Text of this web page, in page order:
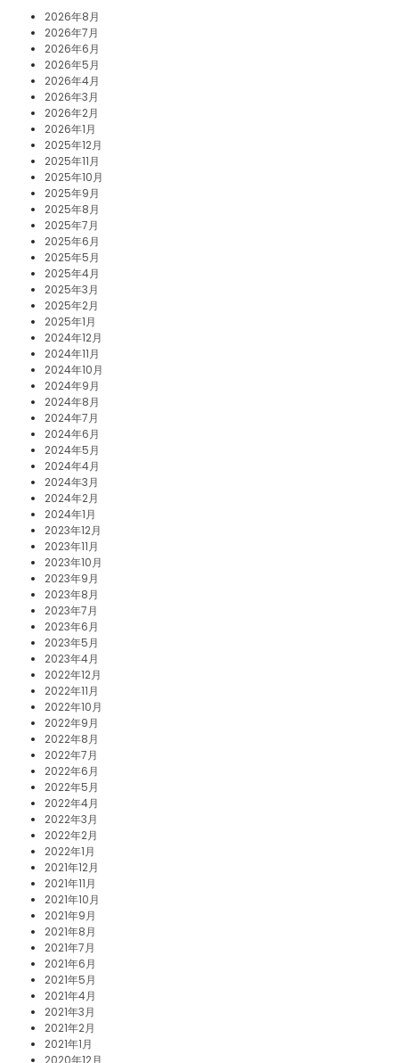
2026年8月
2026年7月
2026年6月
2026年5月
2026年4月
2026年3月
2026年2月
2026年1月
2025年12月
2025年11月
2025年10月
2025年9月
2025年8月
2025年7月
2025年6月
2025年5月
2025年4月
2025年3月
2025年2月
2025年1月
2024年12月
2024年11月
2024年10月
2024年9月
2024年8月
2024年7月
2024年6月
2024年5月
2024年4月
2024年3月
2024年2月
2024年1月
2023年12月
2023年11月
2023年10月
2023年9月
2023年8月
2023年7月
2023年6月
2023年5月
2023年4月
2022年12月
2022年11月
2022年10月
2022年9月
2022年8月
2022年7月
2022年6月
2022年5月
2022年4月
2022年3月
2022年2月
2022年1月
2021年12月
2021年11月
2021年10月
2021年9月
2021年8月
2021年7月
2021年6月
2021年5月
2021年4月
2021年3月
2021年2月
2021年1月
2020年12月